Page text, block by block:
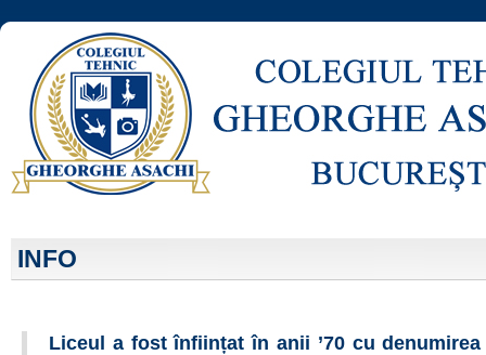
INFO
Liceul a fost înființat în anii ’70 cu